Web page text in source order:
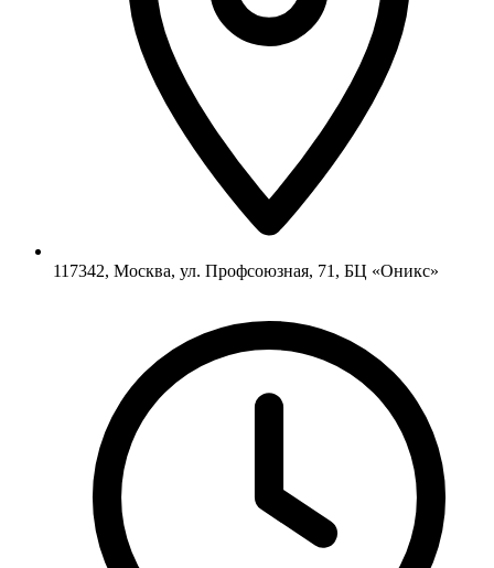
117342, Москва, ул. Профсоюзная, 71, БЦ «Оникс»